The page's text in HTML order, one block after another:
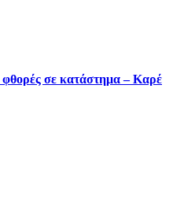
σε κατάστημα – Καρέ